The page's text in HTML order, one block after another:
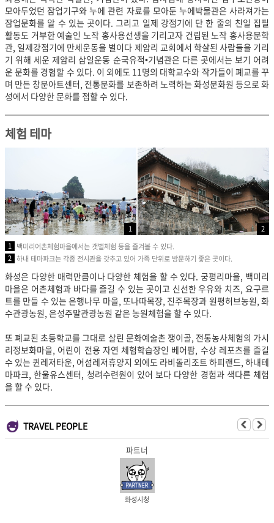
모아두었던 잠업기구와 누에 관련 자료를 모아둔 누에박물관은 사라져가는
잠업문화를 알 수 있는 곳이다. 그리고 일제 강점기에 단 한 줄의 친일 집필
활동도 거부한 예술인 노작 홍사용선생을 기리고자 건립된 노작 홍사용문학
관, 일제강점기에 만세운동을 벌이다 제암리 교회에서 학살된 사람들을 기리
기 위해 세운제암리 삼일운동 순국유적•기념관은 다른 곳에서는 보기 어려
운 문화를 경험할 수 있다. 이 외에도 11명의 대학교수와 작가들이 폐교를 꾸
며 만든 창문아트센터, 전통문화를 보존하려 노력하는 화성문화원 등으로 화
성에서 다양한 문화를 접할 수 있다.
체험 테마
1
2
1 백미리어촌체험마을에서는 갯벌체험 등을 즐겨볼 수 있다.
2 하내 테마파크는 각종 전시관을 갖추고 있어 가족 단위로 방문하기 좋은 곳이다.
화성은 다양한 매력만큼이나 다양한 체험을 할 수 있다. 궁평리마을, 백미리
마을은 어촌체험과 바다를 즐길 수 있는 곳이고 신선한 우유와 치즈, 요구르
트를 만들 수 있는 은행나무 마을, 또나따목장, 진주목장과 원평허브농원, 화
수관광농원, 은성주말관광농원 같은 농원체험을 할 수 있다.
또 폐교된 초등학교를 그대로 살린 문화예술촌 쟁이골, 전통농사체험의 가시
리정보화마을, 어린이 전용 자연 체험학습장인 베어팜, 수상 레포츠를 즐길
수 있는 퀸레저타운, 어섬레저휴양지 외에도 라비돌리조트 하피랜드, 하내테
마파크, 한울유스센터, 청려수련원이 있어 보다 다양한 경험과 색다른 체험
을 할 수 있다.
TRAVEL PEOPLE
파트너
화성시청